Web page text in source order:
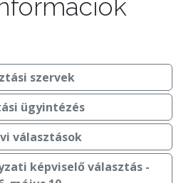
szervek
ügyintézés
választások
képviselő választás -